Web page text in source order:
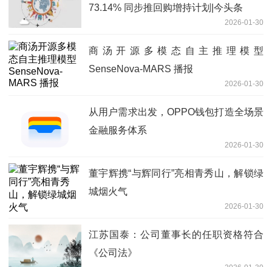
73.14% 同步推回购增持计划|今头条
2026-01-30
商汤开源多模态自主推理模型
SenseNova-MARS 播报
2026-01-30
从用户需求出发，OPPO钱包打造全场景
金融服务体系
2026-01-30
董宇辉携“与辉同行”亮相青秀山，解锁绿
城烟火气
2026-01-30
江苏国泰：公司董事长的任职资格符合
《公司法》